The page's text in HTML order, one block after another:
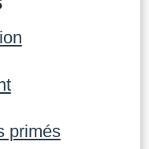
primés